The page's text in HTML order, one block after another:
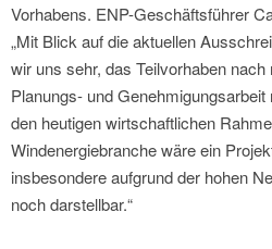
Vorhabens. ENP-Geschäftsführer
„Mit Blick auf die aktuellen
wir uns sehr, das Teilvorhaben
Planungs- und
den heutigen wirtschaftlichen
Windenergiebranche wäre ein
insbesondere aufgrund der hohen
noch darstellbar.“